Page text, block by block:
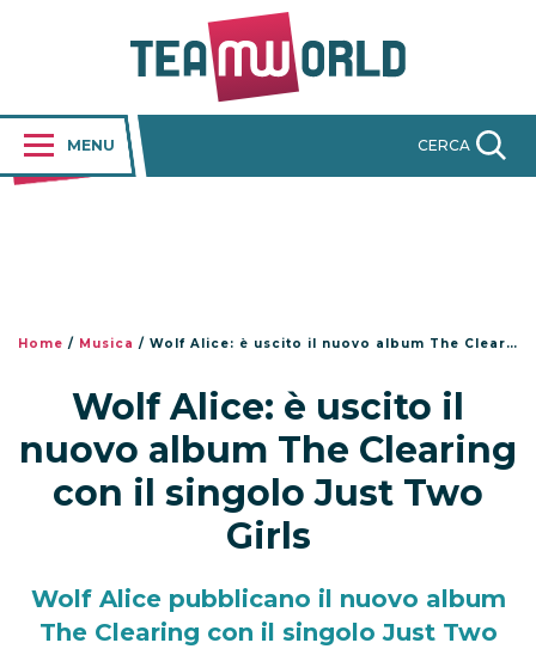
MENU CERCA
Home / Musica / Wolf Alice: è uscito il nuovo album The Clearing con il singolo Just Two Girls
Wolf Alice: è uscito il
nuovo album The Clearing
con il singolo Just Two
Girls
Wolf Alice pubblicano il nuovo album
The Clearing con il singolo Just Two